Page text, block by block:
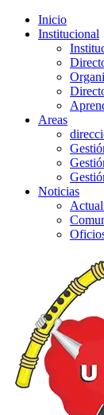
Inicio
Institucional
Areas
Noticias